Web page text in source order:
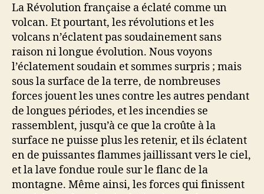
La Révolution française a éclaté comme un
volcan. Et pourtant, les révolutions et les
volcans n’éclatent pas soudainement sans
raison ni longue évolution. Nous voyons
l’éclatement soudain et sommes surpris ; mais
sous la surface de la terre, de nombreuses
forces jouent les unes contre les autres pendant
de longues périodes, et les incendies se
rassemblent, jusqu’à ce que la croûte à la
surface ne puisse plus les retenir, et ils éclatent
en de puissantes flammes jaillissant vers le ciel,
et la lave fondue roule sur le flanc de la
montagne. Même ainsi, les forces qui finissent